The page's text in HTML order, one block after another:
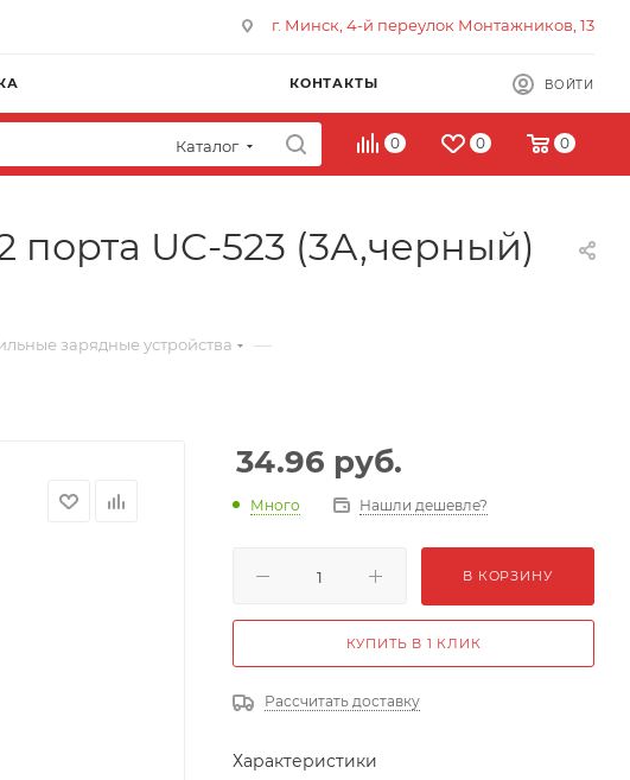
г. Минск, 4-й переулок Монтажников, 13
КОНТАКТЫ ВОЙТИ
Каталог 0 0 0
порта UC-523 (3А,черный)
зарядные устройства —
34.96 руб.
Много Нашли дешевле?
В КОРЗИНУ
КУПИТЬ В 1 КЛИК
Рассчитать доставку
Характеристики